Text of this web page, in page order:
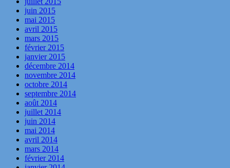
juin 2015
mai 2015
avril 2015
mars 2015
février 2015
janvier 2015
décembre 2014
novembre 2014
octobre 2014
septembre 2014
août 2014
juillet 2014
juin 2014
mai 2014
avril 2014
mars 2014
février 2014